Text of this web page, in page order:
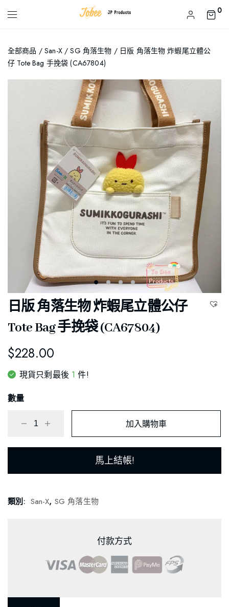
0
全部商品 /San-X/SG 角落生物 / 日版 角落生物 炸蝦尾立體公
仔 Tote Bag 手挽袋 (CA67804)
日版 角落生物 炸蝦尾立體公仔
Tote Bag 手挽袋 (CA67804)
$228.00
現貨只剩最後 1 件!
數量
加入購物車
馬上結帳!
類別: San-X, SG 角落生物
付款方式